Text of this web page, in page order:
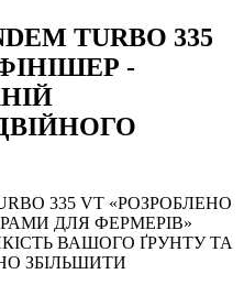
TURBO 335
-